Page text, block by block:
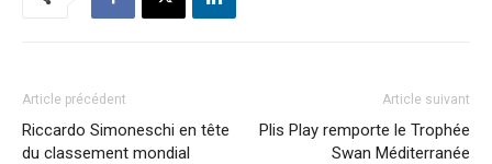
Article précédent
Riccardo Simoneschi en tête
du classement mondial
Article suivant
Plis Play remporte le Trophée
Swan Méditerranée